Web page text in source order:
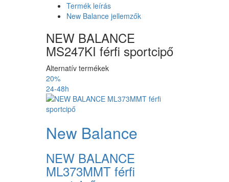
Termék leírás
New Balance jellemzők
NEW BALANCE
MS247KI férfi sportcipő
Alternatív termékek
20%
24-48h
New Balance
NEW BALANCE
ML373MMT férfi